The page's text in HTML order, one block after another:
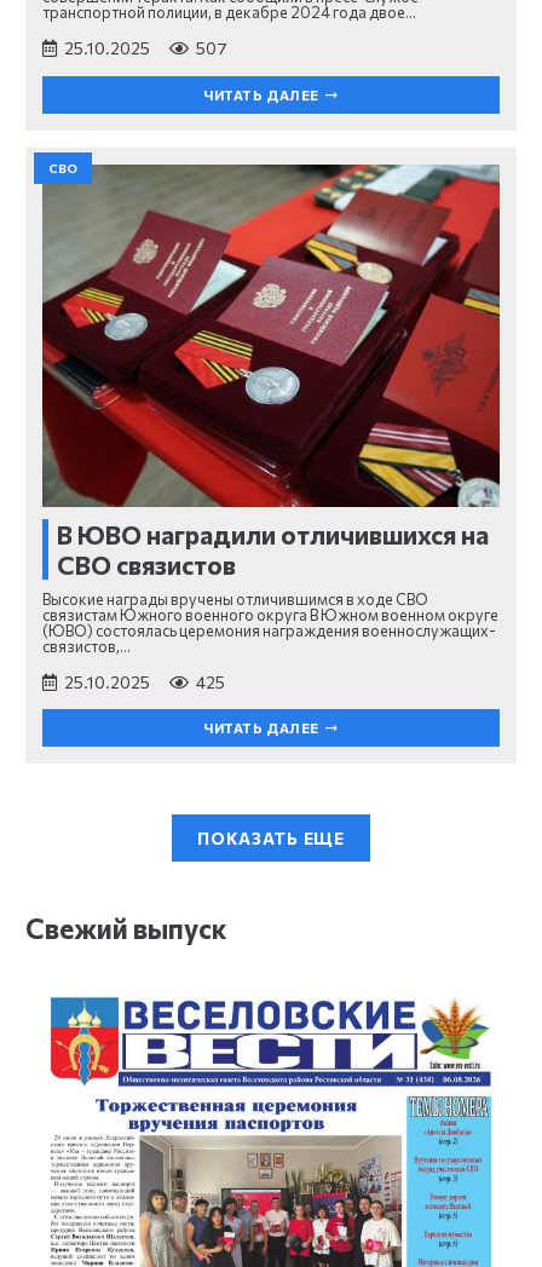
транспортной полиции, в декабре 2024 года двое…
25.10.2025 507
ЧИТАТЬ ДАЛЕЕ
СВО
В ЮВО наградили отличившихся на
СВО связистов
Высокие награды вручены отличившимся в ходе СВО
связистам Южного военного округа В Южном военном округе
(ЮВО) состоялась церемония награждения военнослужащих-
связистов,…
25.10.2025 425
ЧИТАТЬ ДАЛЕЕ
ПОКАЗАТЬ ЕЩЕ
Свежий выпуск